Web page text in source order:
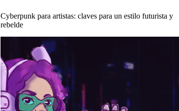
Cyberpunk para artistas: claves para un estilo futurista y
rebelde